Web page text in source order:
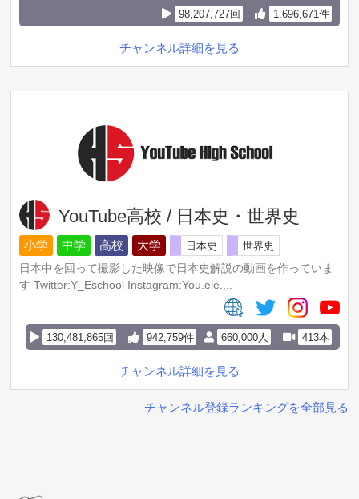
また、韓国語能力試験は6級、TOEICは985点を取得してい
ます。
このYoutubeチャンネルでは、私の経験を元にみなさんの語
学学習に役立つ情報を発信しています。
00:00 今日のテーマ
01:34 サンプル問題
02:26 発音クイズ20連発
04:57 発音解説
13:56 まとめ
98,207,727回 1,696,671件
チャンネル詳細を見る
YouTube高校 / 日本史・世界史
小学 中学 高校 大学 日本史
世界史
日本中を回って撮影した映像で日本史解説の動画を作っていま
す Twitter:Y_Eschool Instagram:You.ele....
660,000人 413本
130,481,865回 942,759件
チャンネル詳細を見る
チャンネル登録ランキングを全部見る